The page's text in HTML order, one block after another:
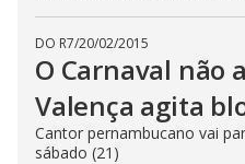
DO R7/20/02/2015
O Carnaval não
Valença agita
Cantor pernambucano vai
sábado (21)